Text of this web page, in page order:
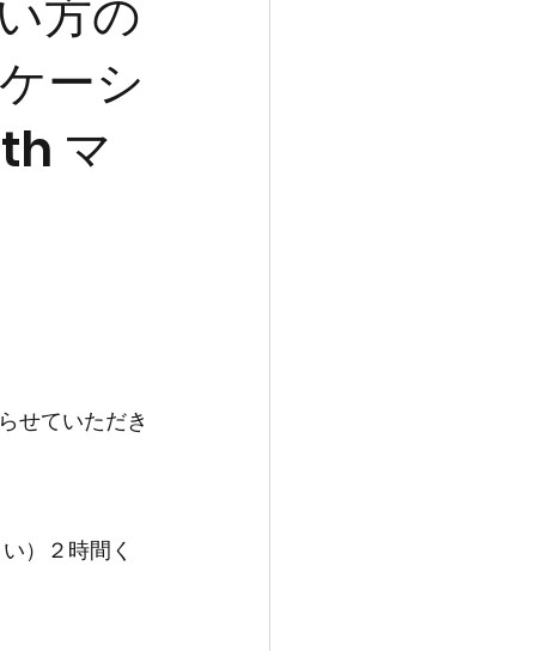
方の
ーシ
マ
せていただき
）２時間く